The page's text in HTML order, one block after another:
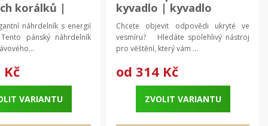
korálků |
náhrdelník,
muže
náhrdelník s energií
pánský náhrdelník
Kč
VARIANTU
kyvadlo | kyvadlo
esoterika, krystal
přívěsek
Chcete objevit odpovědi ukryté ve
vesmíru? Hledáte spolehlivý nástroj
pro věštění, který vám ...
od 314 Kč
ZVOLIT VARIANTU